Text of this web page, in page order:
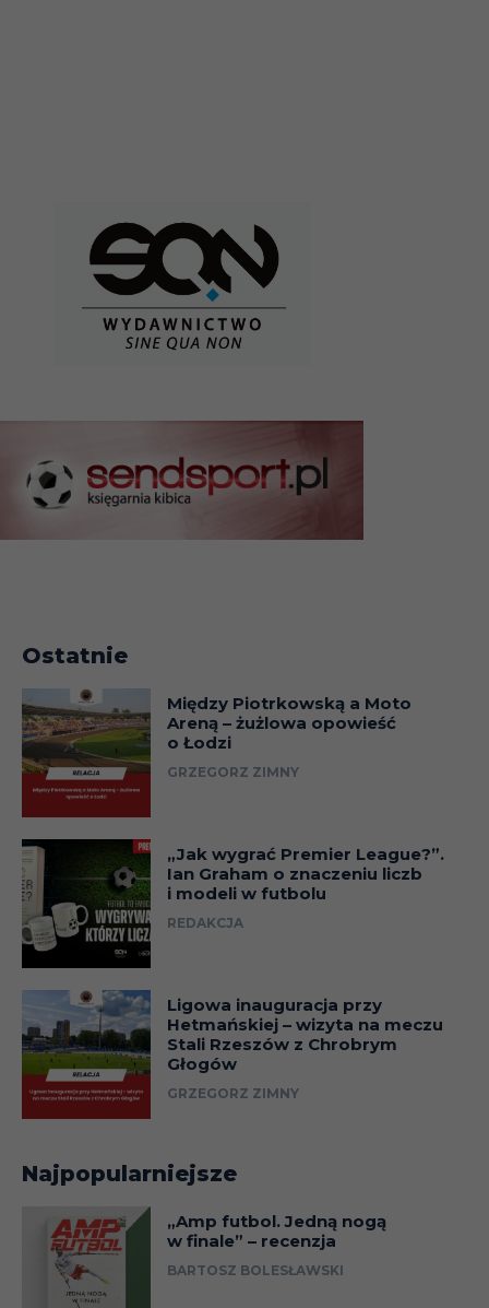
Ostatnie
Między Piotrkowską a Moto
Areną – żużlowa opowieść
o Łodzi
GRZEGORZ ZIMNY
„Jak wygrać Premier League?”.
Ian Graham o znaczeniu liczb
i modeli w futbolu
REDAKCJA
Ligowa inauguracja przy
Hetmańskiej – wizyta na meczu
Stali Rzeszów z Chrobrym
Głogów
GRZEGORZ ZIMNY
Najpopularniejsze
„Amp futbol. Jedną nogą
w finale” – recenzja
BARTOSZ BOLESŁAWSKI